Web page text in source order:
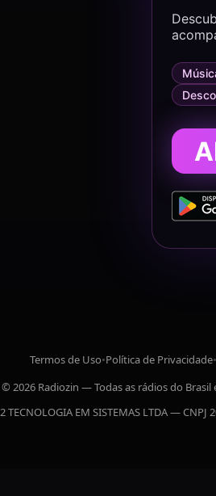
Termos de Uso•Política de Privacidade•
© 2026 Radiozin — Todas as rádios do Brasil
TECNOLOGIA EM SISTEMAS LTDA — CNPJ